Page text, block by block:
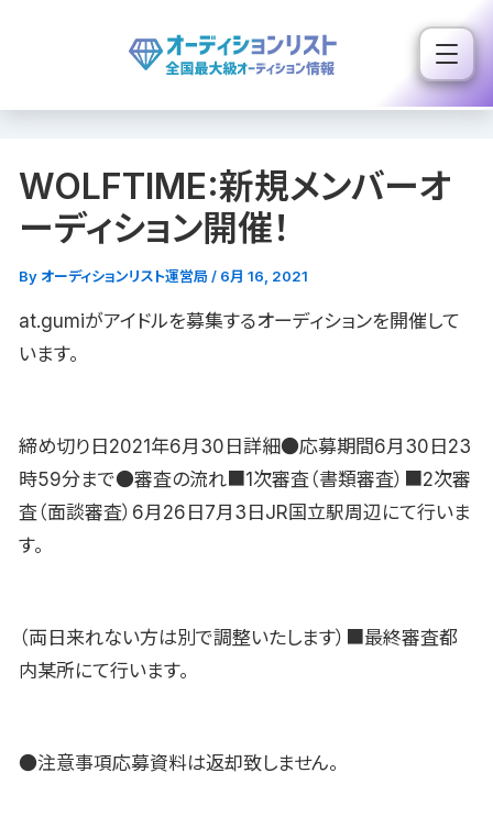
ス
WOLFTIME:新規メンバーオ
ーディション開催！
By オーディションリスト運営局 / 6月 16, 2021
at.gumiがアイドルを募集するオーディションを開催して
います。
締め切り日2021年6月30日詳細●応募期間6月30日23
時59分まで●審査の流れ■1次審査（書類審査）■2次審
査（面談審査）6月26日7月3日JR国立駅周辺にて行いま
す。
（両日来れない方は別で調整いたします）■最終審査都
内某所にて行います。
●注意事項応募資料は返却致しません。